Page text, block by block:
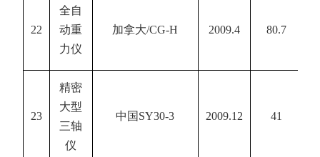
22
全自
动重
力仪
加拿大/CG-H 2009.4 80.7
23
精密
大型
三轴
仪
中国 SY30-3 2009.12 41